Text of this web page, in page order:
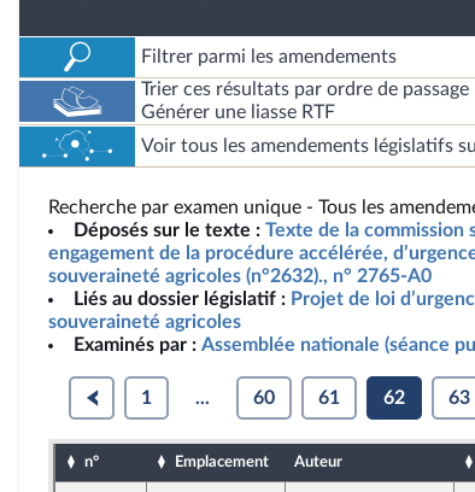
Filtrer parmi les amendements
Trier ces résultats par ordre de passage
Générer une liasse RTF
Voir tous les amendements législatifs
Recherche par examen unique - Tous les
Déposés sur le texte : Texte de la commission
engagement de la procédure accélérée,
souveraineté agricoles (n°2632)., n° 2765-A0
Liés au dossier législatif : Projet de loi
souveraineté agricoles
Examinés par : Assemblée nationale (séance
1 ... 60 61 62 63
n° Emplacement Auteur